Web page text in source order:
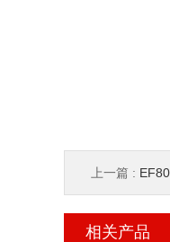
上一篇 :
相关产品